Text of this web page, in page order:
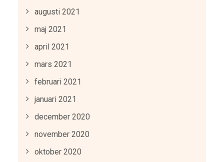
augusti 2021
maj 2021
april 2021
mars 2021
februari 2021
januari 2021
december 2020
november 2020
oktober 2020